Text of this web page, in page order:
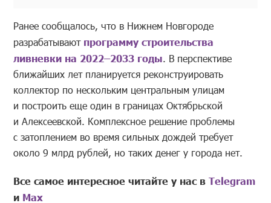
Ранее сообщалось, что в Нижнем Новгороде
разрабатывают программу строительства
ливневки на 2022–2033 годы. В перспективе
ближайших лет планируется реконструировать
коллектор по нескольким центральным улицам
и построить еще один в границах Октябрьской
и Алексеевской. Комплексное решение проблемы
с затоплением во время сильных дождей требует
около 9 млрд рублей, но таких денег у города нет.
Все самое интересное читайте у нас вTelegram
и Mах